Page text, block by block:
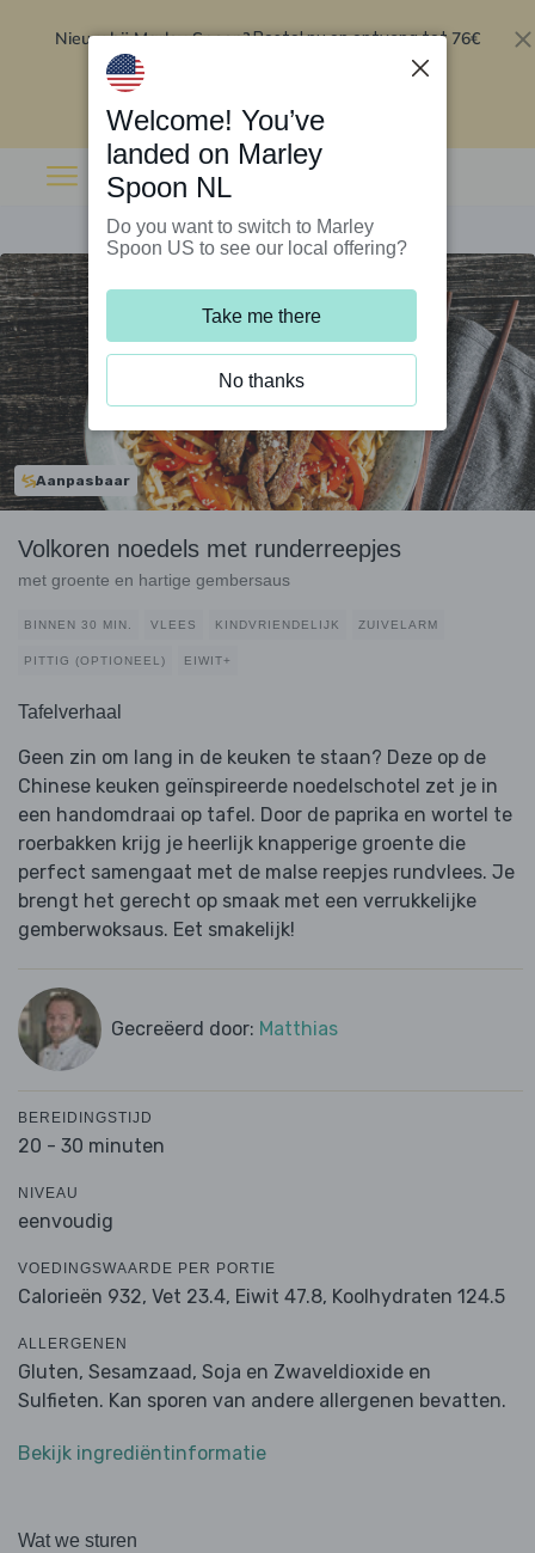
Nieuw bij Marley Spoon?Bestel nu en ontvang tot 76€
Aanpasbaar
Volkoren noedels met runderreepjes
met groente en hartige gembersaus
BINNEN 30 MIN. VLEES KINDVRIENDELIJK ZUIVELARM
PITTIG (OPTIONEEL) EIWIT+
Tafelverhaal
Geen zin om lang in de keuken te staan? Deze op de
Chinese keuken geïnspireerde noedelschotel zet je in
een handomdraai op tafel. Door de paprika en wortel te
roerbakken krijg je heerlijk knapperige groente die
perfect samengaat met de malse reepjes rundvlees. Je
brengt het gerecht op smaak met een verrukkelijke
gemberwoksaus. Eet smakelijk!
Gecreëerd door: Matthias
BEREIDINGSTIJD
20 - 30 minuten
NIVEAU
eenvoudig
VOEDINGSWAARDE PER PORTIE
Calorieën 932, Vet 23.4, Eiwit 47.8, Koolhydraten 124.5
ALLERGENEN
Gluten, Sesamzaad, Soja en Zwaveldioxide en
Sulfieten. Kan sporen van andere allergenen bevatten.
Bekijk ingrediëntinformatie
Wat we sturen
Welcome! You’ve
landed on Marley
Spoon NL
Do you want to switch to Marley
Spoon US to see our local offering?
Take me there
No thanks